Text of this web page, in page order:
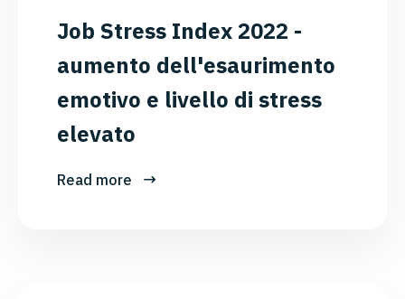
Job Stress Index 2022 -
aumento dell'esaurimento
emotivo e livello di stress
elevato
Read more